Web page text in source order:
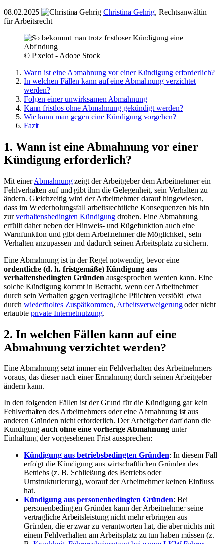
08.02.2025
Christina Gehrig, Rechtsanwältin
für Arbeitsrecht
© Pixelot - Adobe Stock
Wann ist eine Abmahnung vor einer Kündigung erforderlich?
In welchen Fällen kann auf eine Abmahnung verzichtet
werden?
Folgen einer unwirksamen Abmahnung
Kann fristlos ohne Abmahnung gekündigt werden?
Wie kann man gegen eine Kündigung vorgehen?
Fazit
1. Wann ist eine Abmahnung vor einer
Kündigung erforderlich?
Mit einerAbmahnung zeigt der Arbeitgeber dem Arbeitnehmer ein
Fehlverhalten auf und gibt ihm die Gelegenheit, sein Verhalten zu
ändern. Gleichzeitig wird der Arbeitnehmer darauf hingewiesen,
dass im Wiederholungsfall arbeitsrechtliche Konsequenzen bis hin
zurverhaltensbedingten Kündigung drohen. Eine Abmahnung
erfüllt daher neben der Hinweis- und Rügefunktion auch eine
Warnfunktion und gibt dem Arbeitnehmer die Möglichkeit, sein
Verhalten anzupassen und dadurch seinen Arbeitsplatz zu sichern.
Eine Abmahnung ist in der Regel notwendig, bevor eine
ordentliche (d. h. fristgemäße) Kündigung aus
verhaltensbedingten Gründen ausgesprochen werden kann. Eine
solche Kündigung kommt in Betracht, wenn der Arbeitnehmer
durch sein Verhalten gegen vertragliche Pflichten verstößt, etwa
durch wiederholtes Zuspätkommen, Arbeitsverweigerung oder nicht
erlaubte private Internetnutzung.
2. In welchen Fällen kann auf eine
Abmahnung verzichtet werden?
Eine Abmahnung setzt immer ein Fehlverhalten des Arbeitnehmers
voraus, das dieser nach einer Ermahnung durch seinen Arbeitgeber
ändern kann.
In den folgenden Fällen ist der Grund für die Kündigung gar kein
Fehlverhalten des Arbeitnehmers oder eine Abmahnung ist aus
anderen Gründen nicht erforderlich. Der Arbeitgeber darf dann die
Kündigung auch ohne eine vorherige Abmahnung unter
Einhaltung der vorgesehenen Frist aussprechen:
Kündigung aus betriebsbedingten Gründen: In diesem Fall
erfolgt die Kündigung aus wirtschaftlichen Gründen des
Betriebs (z. B. Schließung des Betriebs oder
Umstrukturierung), worauf der Arbeitnehmer keinen Einfluss
hat.
Kündigung aus personenbedingten Gründen: Bei
personenbedingten Gründen kann der Arbeitnehmer seine
vertragliche Arbeitsleistung nicht mehr erbringen aus
Gründen, die er zwar zu verantworten hat, die aber nichts mit
einem Fehlverhalten am Arbeitsplatz zu tun haben müssen (z.